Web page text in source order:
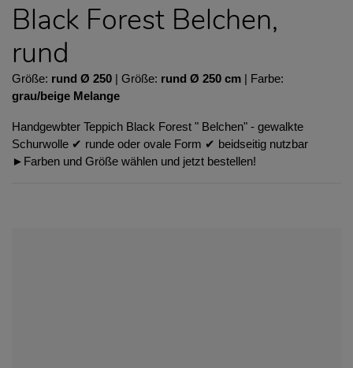
Black Forest Belchen,
rund
Größe: rund Ø 250 | Größe: rund Ø 250 cm | Farbe:
grau/beige Melange
Handgewbter Teppich Black Forest " Belchen" - gewalkte
Schurwolle ✔︎ runde oder ovale Form ✔︎ beidseitig nutzbar
►Farben und Größe wählen und jetzt bestellen!